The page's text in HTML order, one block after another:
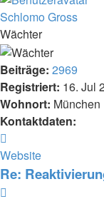
Schlomo Gross
Wächter
Beiträge: 2969
Registriert: 16. Jul
Wohnort: München
Kontaktdaten:
von
Schlomo
Website
Re: